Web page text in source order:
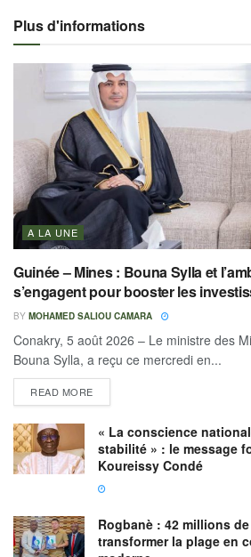
Plus d'informations
A LA UNE
Guinée – Mines : Bouna Sylla et
s’engagent pour booster les
BY MOHAMED SALIOU CAMARA
Conakry, 5 août 2026 – Le ministre des
Bouna Sylla, a reçu ce mercredi en...
READ MORE
« La conscience
stabilité » : le message
Koureissy Condé
Rogbanè : 42 millions
transformer la plage en